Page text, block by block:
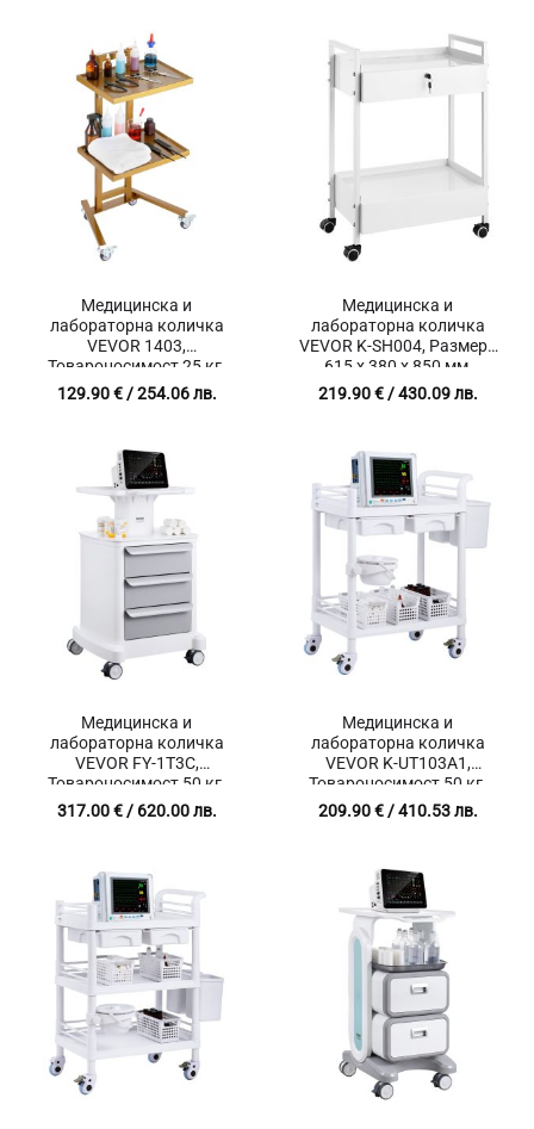
Медицинска и
лабораторна количка
VEVOR 1403,
Товароносимост 25 кг,
Размери 395 x 480 x 850
мм, Сгъваема конструкция
129.90€/ 254.06 лв.
Медицинска и
лабораторна количка
VEVOR K-SH004, Размери
615 x 380 x 850 мм,
Товароносимост 100 кг,
Заключващо се чекмедже
219.90€/ 430.09 лв.
Медицинска и
лабораторна количка
VEVOR FY-1T3C,
Товароносимост 50 кг,
Размери 465 x 465 x 780
мм, Бордове против
317.00€/ 620.00 лв.
Медицинска и
лабораторна количка
VEVOR K-UT103A1,
Товароносимост 50 кг,
Размери 705 x 445 x 900
мм
209.90€/ 410.53 лв.